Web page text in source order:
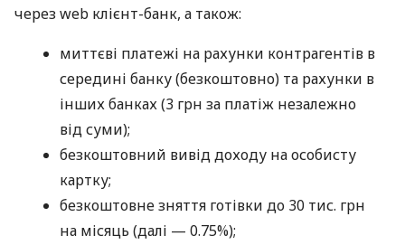
через web клієнт-банк, а також:
миттєві платежі на рахунки контрагентів в
середині банку (безкоштовно) та рахунки в
інших банках (3 грн за платіж незалежно
від суми);
безкоштовний вивід доходу на особисту
картку;
безкоштовне зняття готівки до 30 тис. грн
на місяць (далі — 0.75%);